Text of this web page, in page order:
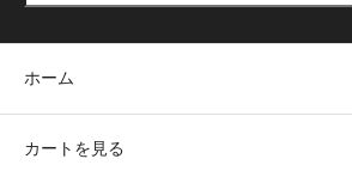
ホーム
カートを見る